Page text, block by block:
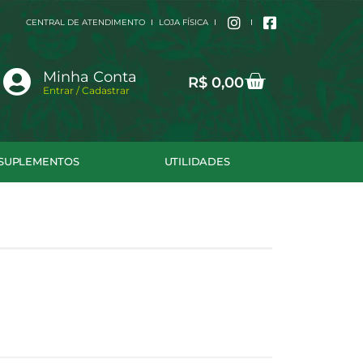
CENTRAL DE ATENDIMENTO LOJA FÍSICA
Minha Conta
Entrar / Cadastrar R$ 0,00Cart
UTILIDADES